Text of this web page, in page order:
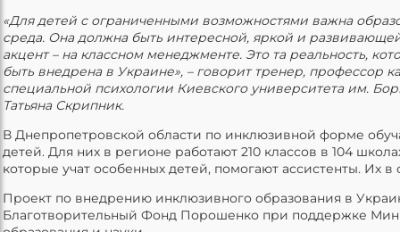
«Для детей с ограниченными возможностями важна
среда. Она должна быть интересной, яркой и
акцент – на классном менеджменте. Это та реальность,
быть внедрена в Украине», – говорит тренер, профессор
специальной психологии Киевского университета им.
Татьяна Скрипник.
В Днепропетровской области по инклюзивной форме
детей. Для них в регионе работают 210 классов в 104
которые учат особенных детей, помогают ассистенты. Их в
Проект по внедрению инклюзивного образования в
Благотворительный Фонд Порошенко при поддержке